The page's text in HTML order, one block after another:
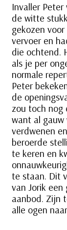
Invaller
de witte
gekozen
vervoer en
die ochtend.
als je per
normale
Peter
de
zou toch nog
want al
verdwenen
beroerde
te keren en
te staan. Dit
van Jorik een
aanbod. Zijn
alle ogen